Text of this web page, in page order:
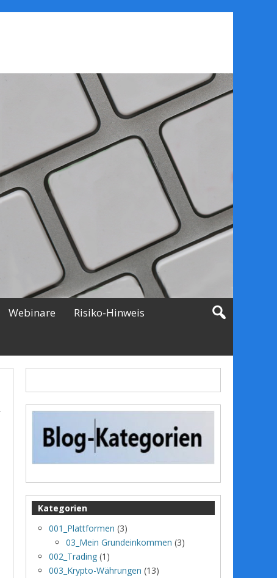
Webinare Risiko-Hinweis
Kategorien
001_Plattformen (3)
03_Mein Grundeinkommen (3)
002_Trading (1)
003_Krypto-Währungen (13)